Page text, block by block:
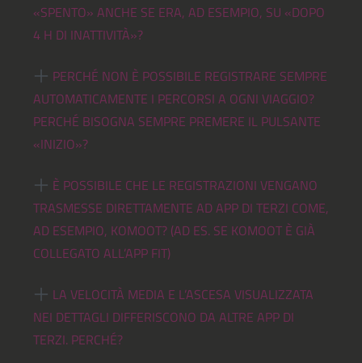
«SPENTO» ANCHE SE ERA, AD ESEMPIO, SU «DOPO
4 H DI INATTIVITÀ»?
PERCHÉ NON È POSSIBILE REGISTRARE SEMPRE
AUTOMATICAMENTE I PERCORSI A OGNI VIAGGIO?
PERCHÉ BISOGNA SEMPRE PREMERE IL PULSANTE
«INIZIO»?
È POSSIBILE CHE LE REGISTRAZIONI VENGANO
TRASMESSE DIRETTAMENTE AD APP DI TERZI COME,
AD ESEMPIO, KOMOOT? (AD ES. SE KOMOOT È GIÀ
COLLEGATO ALL’APP FIT)
LA VELOCITÀ MEDIA E L’ASCESA VISUALIZZATA
NEI DETTAGLI DIFFERISCONO DA ALTRE APP DI
TERZI. PERCHÉ?